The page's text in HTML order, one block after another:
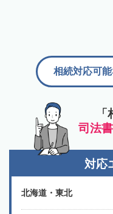
司法
相続対応可
対応
北海道・東北